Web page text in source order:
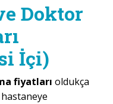
Doktor
İçi)
fiyatları oldukça